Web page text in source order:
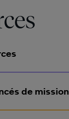
de mission